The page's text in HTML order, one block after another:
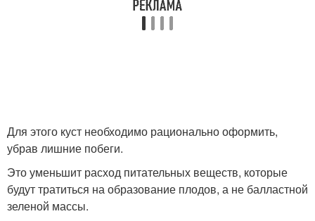
Для этого куст необходимо рационально оформить,
убрав лишние побеги.
Это уменьшит расход питательных веществ, которые
будут тратиться на образование плодов, а не балластной
зеленой массы.